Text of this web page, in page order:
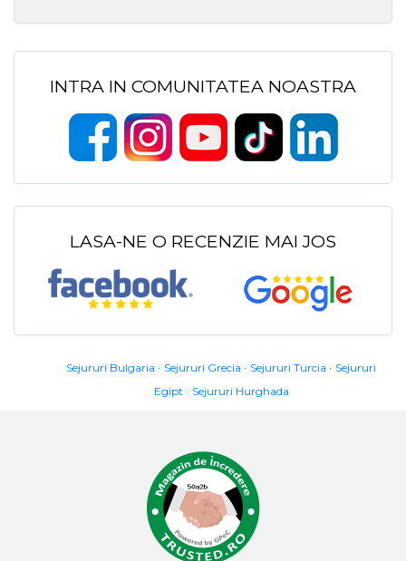
INTRA IN COMUNITATEA NOASTRA
LASA-NE O RECENZIE MAI JOS
Sejururi Bulgaria Sejururi Grecia Sejururi Turcia
Sejururi
Egipt
Sejururi Hurghada